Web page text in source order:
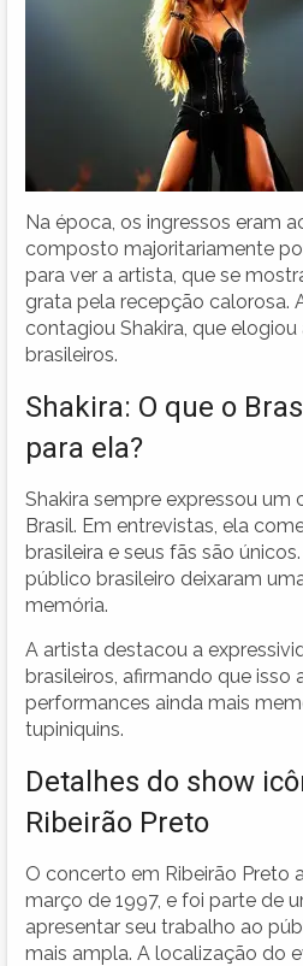
Na época, os ingressos eram
composto majoritariamente
para ver a artista, que se
grata pela recepção calorosa.
contagiou Shakira, que
brasileiros.
Shakira: O que o
para ela?
Shakira sempre expressou um
Brasil. Em entrevistas, ela
brasileira e seus fãs são
público brasileiro deixaram
memória.
A artista destacou a
brasileiros, afirmando que isso
performances ainda mais
tupiniquins.
Detalhes do show
Ribeirão Preto
O concerto em Ribeirão Preto
março de 1997, e foi parte de
apresentar seu trabalho ao
mais ampla. A localização do